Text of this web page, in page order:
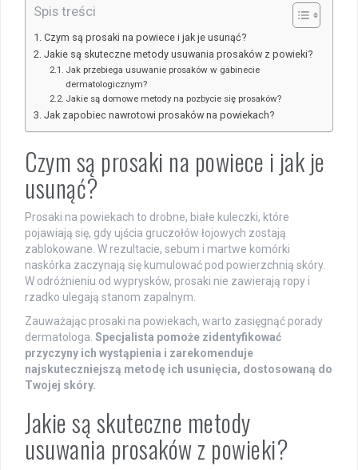
Spis treści
Czym są prosaki na powiece i jak je usunąć?
Jakie są skuteczne metody usuwania prosaków z powieki?
Jak przebiega usuwanie prosaków w gabinecie
dermatologicznym?
Jakie są domowe metody na pozbycie się prosaków?
Jak zapobiec nawrotowi prosaków na powiekach?
Czym są prosaki na powiece i jak je
usunąć?
Prosaki na powiekach to drobne, białe kuleczki, które
pojawiają się, gdy ujścia gruczołów łojowych zostają
zablokowane. W rezultacie, sebum i martwe komórki
naskórka zaczynają się kumulować pod powierzchnią skóry.
W odróżnieniu od wyprysków, prosaki nie zawierają ropy i
rzadko ulegają stanom zapalnym.
Zauważając prosaki na powiekach, warto zasięgnąć porady
dermatologa. Specjalista pomoże zidentyfikować
przyczyny ich wystąpienia i zarekomenduje
najskuteczniejszą metodę ich usunięcia, dostosowaną do
Twojej skóry.
Jakie są skuteczne metody
usuwania prosaków z powieki?